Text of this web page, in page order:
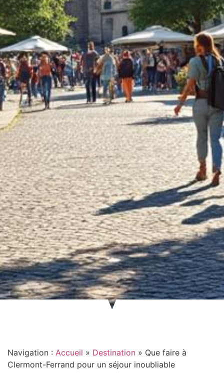
Navigation : Accueil » Destination » Que faire à
Clermont-Ferrand pour un séjour inoubliable